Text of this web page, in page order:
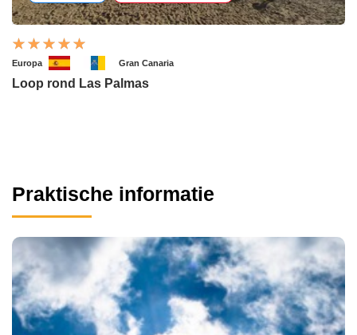
Europa Gran Canaria
Loop rond Las Palmas
Praktische informatie